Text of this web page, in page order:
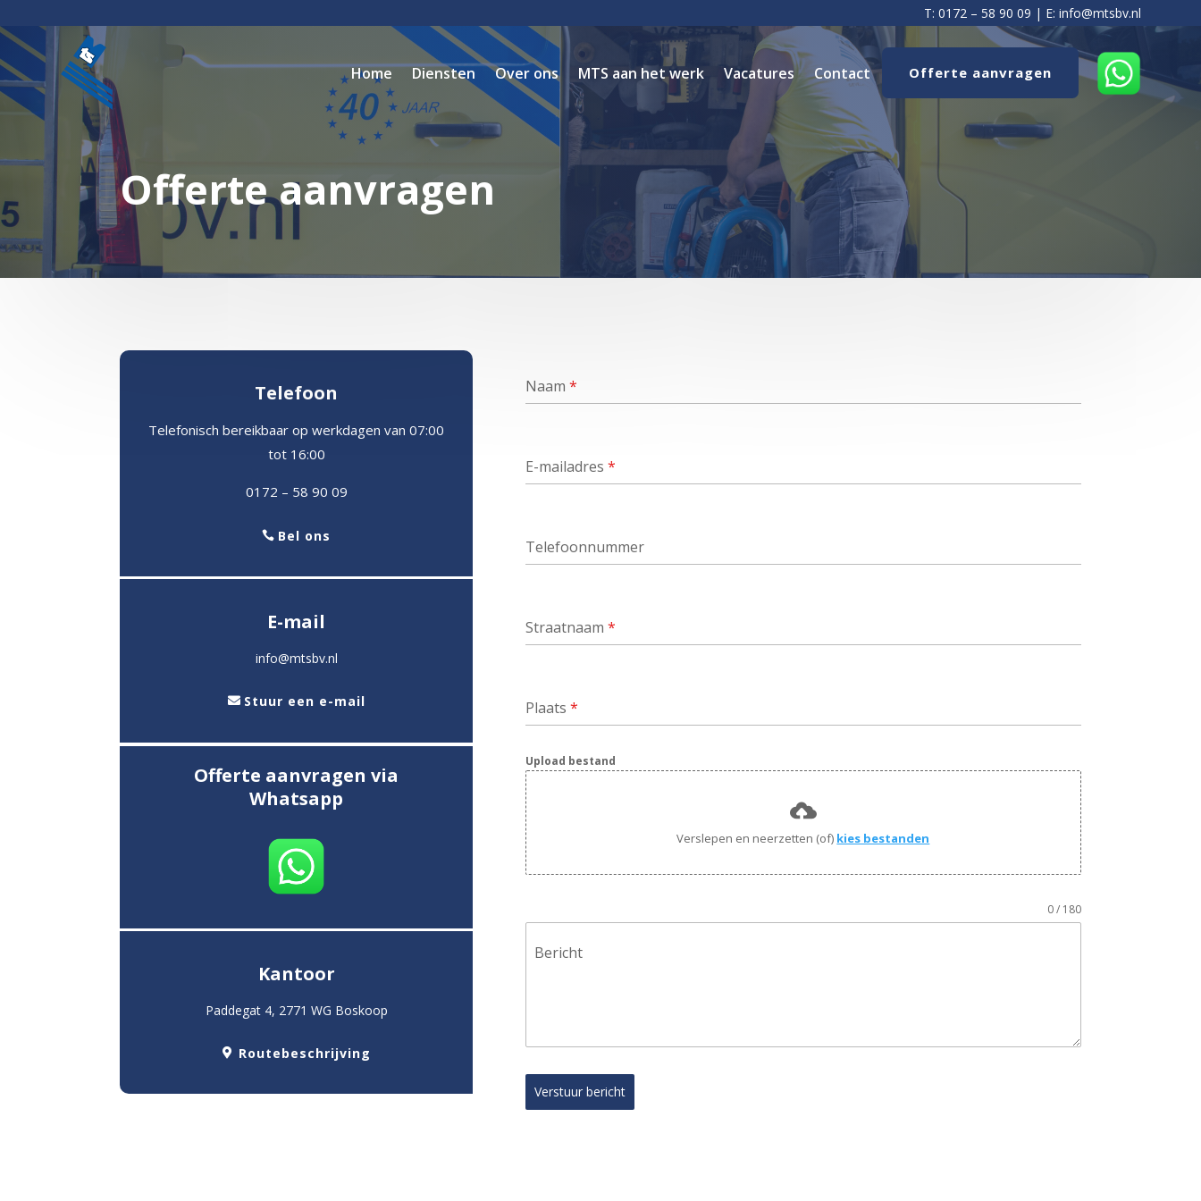
T: 0172 – 58 90 09 | E: info@mtsbv.nl
Home Diensten Over ons MTS aan het werk Vacatures Contact Offerte aanvragen
Offerte aanvragen
Telefoon
Telefonisch bereikbaar op werkdagen van 07:00
tot 16:00
0172 – 58 90 09
Bel ons
E-mail
info@mtsbv.nl
Stuur een e-mail
Offerte aanvragen via
Whatsapp
Kantoor
Paddegat 4, 2771 WG Boskoop
Routebeschrijving
Naam*
E-mailadres*
Telefoonnummer
Straatnaam*
Plaats*
Upload bestand
Verslepen en neerzetten (of) kies bestanden
Bericht
0 / 180
Verstuur bericht